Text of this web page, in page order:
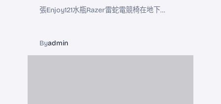
張Enjoy121水瓶Razer雷蛇電競椅在地下…
Byadmin